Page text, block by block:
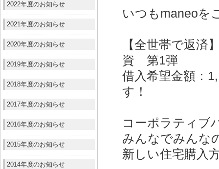
2022年度のお知らせ
2021年度のお知らせ
2020年度のお知らせ
2019年度のお知らせ
2018年度のお知らせ
2017年度のお知らせ
2016年度のお知らせ
2015年度のお知らせ
2014年度のお知らせ
いつもmaneoを
【全世帯で返済
資 第1弾
借入希望金額：
す！
コーポラティブ
みんなでみんな
新しい住宅購入